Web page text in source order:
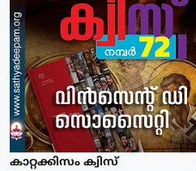
കാറ്റക്കിസം ക്വിസ്